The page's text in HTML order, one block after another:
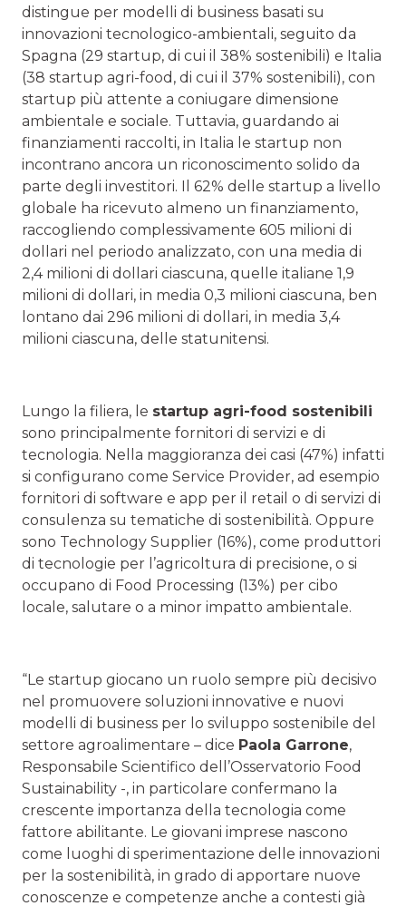
distingue per modelli di business basati su
innovazioni tecnologico-ambientali, seguito da
Spagna (29 startup, di cui il 38% sostenibili) e Italia
(38 startup agri-food, di cui il 37% sostenibili), con
startup più attente a coniugare dimensione
ambientale e sociale. Tuttavia, guardando ai
finanziamenti raccolti, in Italia le startup non
incontrano ancora un riconoscimento solido da
parte degli investitori. Il 62% delle startup a livello
globale ha ricevuto almeno un finanziamento,
raccogliendo complessivamente 605 milioni di
dollari nel periodo analizzato, con una media di
2,4 milioni di dollari ciascuna, quelle italiane 1,9
milioni di dollari, in media 0,3 milioni ciascuna, ben
lontano dai 296 milioni di dollari, in media 3,4
milioni ciascuna, delle statunitensi.
Lungo la filiera, le startup agri-food sostenibili
sono principalmente fornitori di servizi e di
tecnologia. Nella maggioranza dei casi (47%) infatti
si configurano come Service Provider, ad esempio
fornitori di software e app per il retail o di servizi di
consulenza su tematiche di sostenibilità. Oppure
sono Technology Supplier (16%), come produttori
di tecnologie per l’agricoltura di precisione, o si
occupano di Food Processing (13%) per cibo
locale, salutare o a minor impatto ambientale.
“Le startup giocano un ruolo sempre più decisivo
nel promuovere soluzioni innovative e nuovi
modelli di business per lo sviluppo sostenibile del
settore agroalimentare – dice Paola Garrone,
Responsabile Scientifico dell’Osservatorio Food
Sustainability -, in particolare confermano la
crescente importanza della tecnologia come
fattore abilitante. Le giovani imprese nascono
come luoghi di sperimentazione delle innovazioni
per la sostenibilità, in grado di apportare nuove
conoscenze e competenze anche a contesti già